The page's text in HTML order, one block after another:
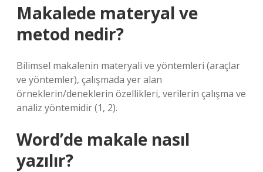
Makalede materyal ve
metod nedir?
Bilimsel makalenin materyali ve yöntemleri (araçlar
ve yöntemler), çalışmada yer alan
örneklerin/deneklerin özellikleri, verilerin çalışma ve
analiz yöntemidir (1, 2).
Word’de makale nasıl
yazılır?